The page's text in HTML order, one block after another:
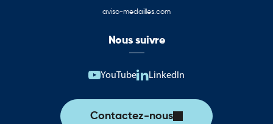
aviso-medailles.com
Nous suivre
YouTube LinkedIn
Contactez-nous